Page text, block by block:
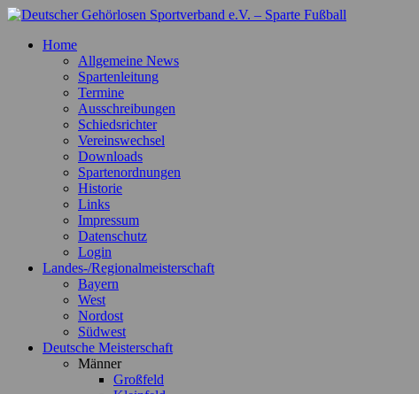
Zum
springen
Deutscher Gehörlosen Sportverband e.V. – Sparte Fußball
Offizielle Webseite der Sparte Fußball
Home
Allgemeine News
Spartenleitung
Termine
Ausschreibungen
Schiedsrichter
Vereinswechsel
Downloads
Spartenordnungen
Historie
Links
Impressum
Datenschutz
Login
Landes-/Regionalmeisterschaft
Bayern
West
Nordost
Südwest
Deutsche Meisterschaft
Männer
Großfeld